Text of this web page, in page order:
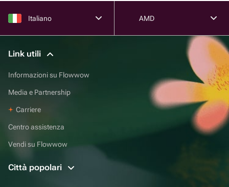
Italiano AMD
Link utili
Informazioni su Flowwow
Media e Partnership
Carriere
Centro assistenza
Vendi su Flowwow
Città popolari